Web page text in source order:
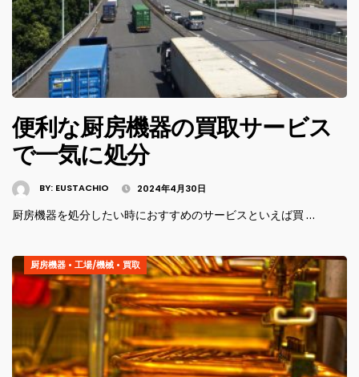
便利な厨房機器の買取サービス
で一気に処分
BY: EUSTACHIO 2024年4月30日
厨房機器を処分したい時におすすめのサービスといえば買 …
厨房機器 • 工場/機械 • 買取